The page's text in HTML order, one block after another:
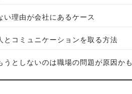
い理由が会社にあるケース
とコミュニケーションを取る方法
うとしないのは職場の問題が原因かも